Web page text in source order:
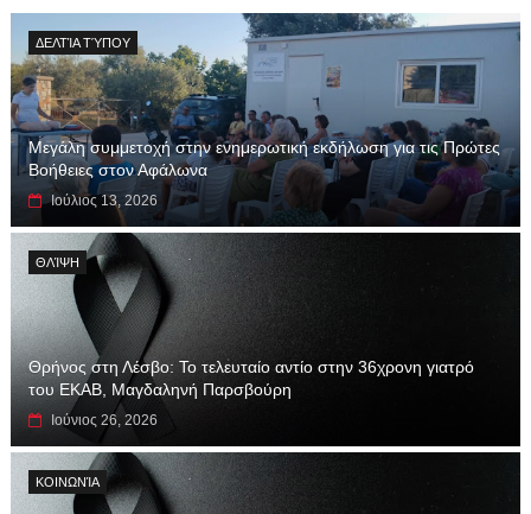
ΔΕΛΤΊΑ ΤΎΠΟΥ
Μεγάλη συμμετοχή στην ενημερωτική εκδήλωση για τις Πρώτες
Βοήθειες στον Αφάλωνα
Ιούλιος 13, 2026
ΘΛΊΨΗ
Θρήνος στη Λέσβο: Το τελευταίο αντίο στην 36χρονη γιατρό
του ΕΚΑΒ, Μαγδαληνή Παρσβούρη
Ιούνιος 26, 2026
ΚΟΙΝΩΝΊΑ